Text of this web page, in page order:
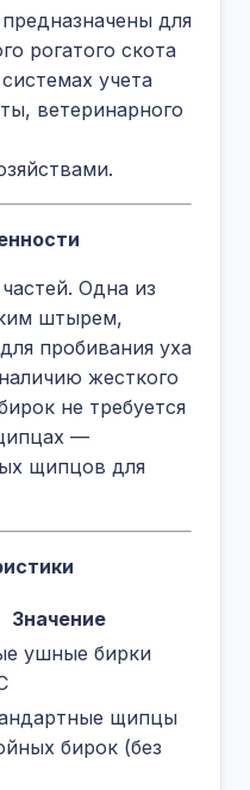
для
рогатого скота
учета
ветеринарного
Одна из
штырем,
пробивания уха
жесткого
не требуется
—
щипцов для
Значение
ушные бирки
щипцы
бирок (без